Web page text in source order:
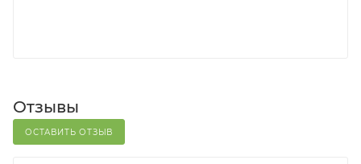
Отзывы
ОСТАВИТЬ ОТЗЫВ